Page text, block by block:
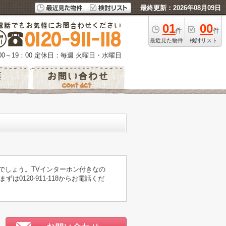
最終更新：2026年08月09日
01件
最近見た物件
00件
検討リスト
～19：00 定休日：毎週 火曜日・水曜日
しょう。TVインターホン付きなの
ずは0120-911-118からお電話くだ